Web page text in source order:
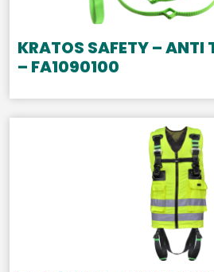
KRATOS SAFETY – ANTI
– FA1090100